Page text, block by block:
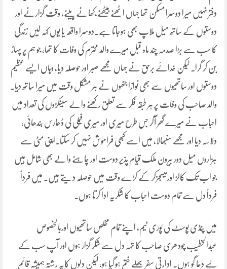
دفتر نہیں میرا دوسرا مسکن تھا جہاں اٹھنے بیٹھنے،کھانے پینے، وقت گزارنے اور
دوستوں کے ساتھ میل ملاپ بھی ہوجاتا ہے۔دوسرا واقعہ یا یوں کہہ لیں زندگی
کا سب سے بڑا صدمہ چند ماہ قبل میرے والد محترم کی وفات کا تھا، جو ہم پر پہاڑ
بن کر گرا۔ لیکن خدائے برحق نے جہاں مجھے صبر اور حوصلہ دیا، وہاں ایسے عظیم
دوستوں اور ساتھیوں سے بھی نوازا جنھوں نے ہر مشکل وقت میں میرا ساتھ دیا۔
والد صاحب کی وفات پر ہر طبقہ فکر سے تعلق رکھنے والے سینکڑوں کی تعداد میں
احباب نے میرے گھر آکر جس طرح میری اور میری فیملی کی ڈھارس بندھائی،
دلاسہ دیا اور مجھے سنبھالا، میں اسے کبھی فراموش نہیں کر سکتا۔اپنی مٹی سے
ہزاروں میل دور بیرون ملک قیام پذیر دوست اور چاہنے والے بھی شامل ہیں
جو اب تک کالز اورمیسجزکر کے کڑے وقت میں حوصلہ دیتے ہیں۔ میں فرداً
فرداً دل سے تمام دوست احباب کا شکریہ ادا کرتا ہوں۔
میں پنڈی پوسٹ کی پوری ٹیم، اپنے تمام مخلص ساتھیوں اوربالخصوص
عبدالخطیب چودھری صاحب کا تہہ دل سے شکر گزار ہوں اور آپ سب کے
لیے دعا گو ہوں۔ ادارتی سفر بھلے ختم ہو گیا ہو، لیکن دلوں کایہ رشتہ ہمیشہ قائم